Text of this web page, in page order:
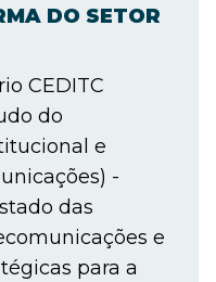
DO SETOR
CEDITC
do
e
-
das
e
para a